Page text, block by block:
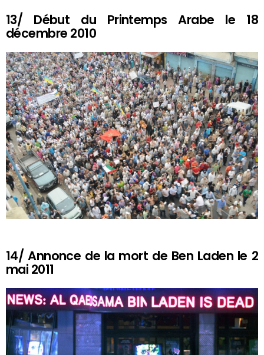
13/ Début du Printemps Arabe le 18
décembre 2010
14/ Annonce de la mort de Ben Laden le 2
mai 2011